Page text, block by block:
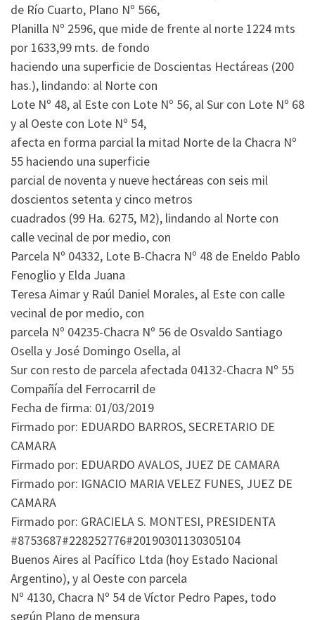
de Río Cuarto, Plano Nº 566,
Planilla Nº 2596, que mide de frente al norte 1224 mts
por 1633,99 mts. de fondo
haciendo una superficie de Doscientas Hectáreas (200
has.), lindando: al Norte con
Lote Nº 48, al Este con Lote Nº 56, al Sur con Lote Nº 68
y al Oeste con Lote Nº 54,
afecta en forma parcial la mitad Norte de la Chacra Nº
55 haciendo una superficie
parcial de noventa y nueve hectáreas con seis mil
doscientos setenta y cinco metros
cuadrados (99 Ha. 6275, M2), lindando al Norte con
calle vecinal de por medio, con
Parcela Nº 04332, Lote B-Chacra Nº 48 de Eneldo Pablo
Fenoglio y Elda Juana
Teresa Aimar y Raúl Daniel Morales, al Este con calle
vecinal de por medio, con
parcela Nº 04235-Chacra Nº 56 de Osvaldo Santiago
Osella y José Domingo Osella, al
Sur con resto de parcela afectada 04132-Chacra Nº 55
Compañía del Ferrocarril de
Fecha de firma: 01/03/2019
Firmado por: EDUARDO BARROS, SECRETARIO DE
CAMARA
Firmado por: EDUARDO AVALOS, JUEZ DE CAMARA
Firmado por: IGNACIO MARIA VELEZ FUNES, JUEZ DE
CAMARA
Firmado por: GRACIELA S. MONTESI, PRESIDENTA
#8753687#228252776#20190301130305104
Buenos Aires al Pacífico Ltda (hoy Estado Nacional
Argentino), y al Oeste con parcela
Nº 4130, Chacra Nº 54 de Víctor Pedro Papes, todo
según Plano de mensura